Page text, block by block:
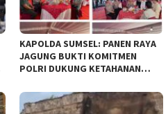
KAPOLDA SUMSEL: PANEN RAYA
JAGUNG BUKTI KOMITMEN
POLRI DUKUNG KETAHANAN